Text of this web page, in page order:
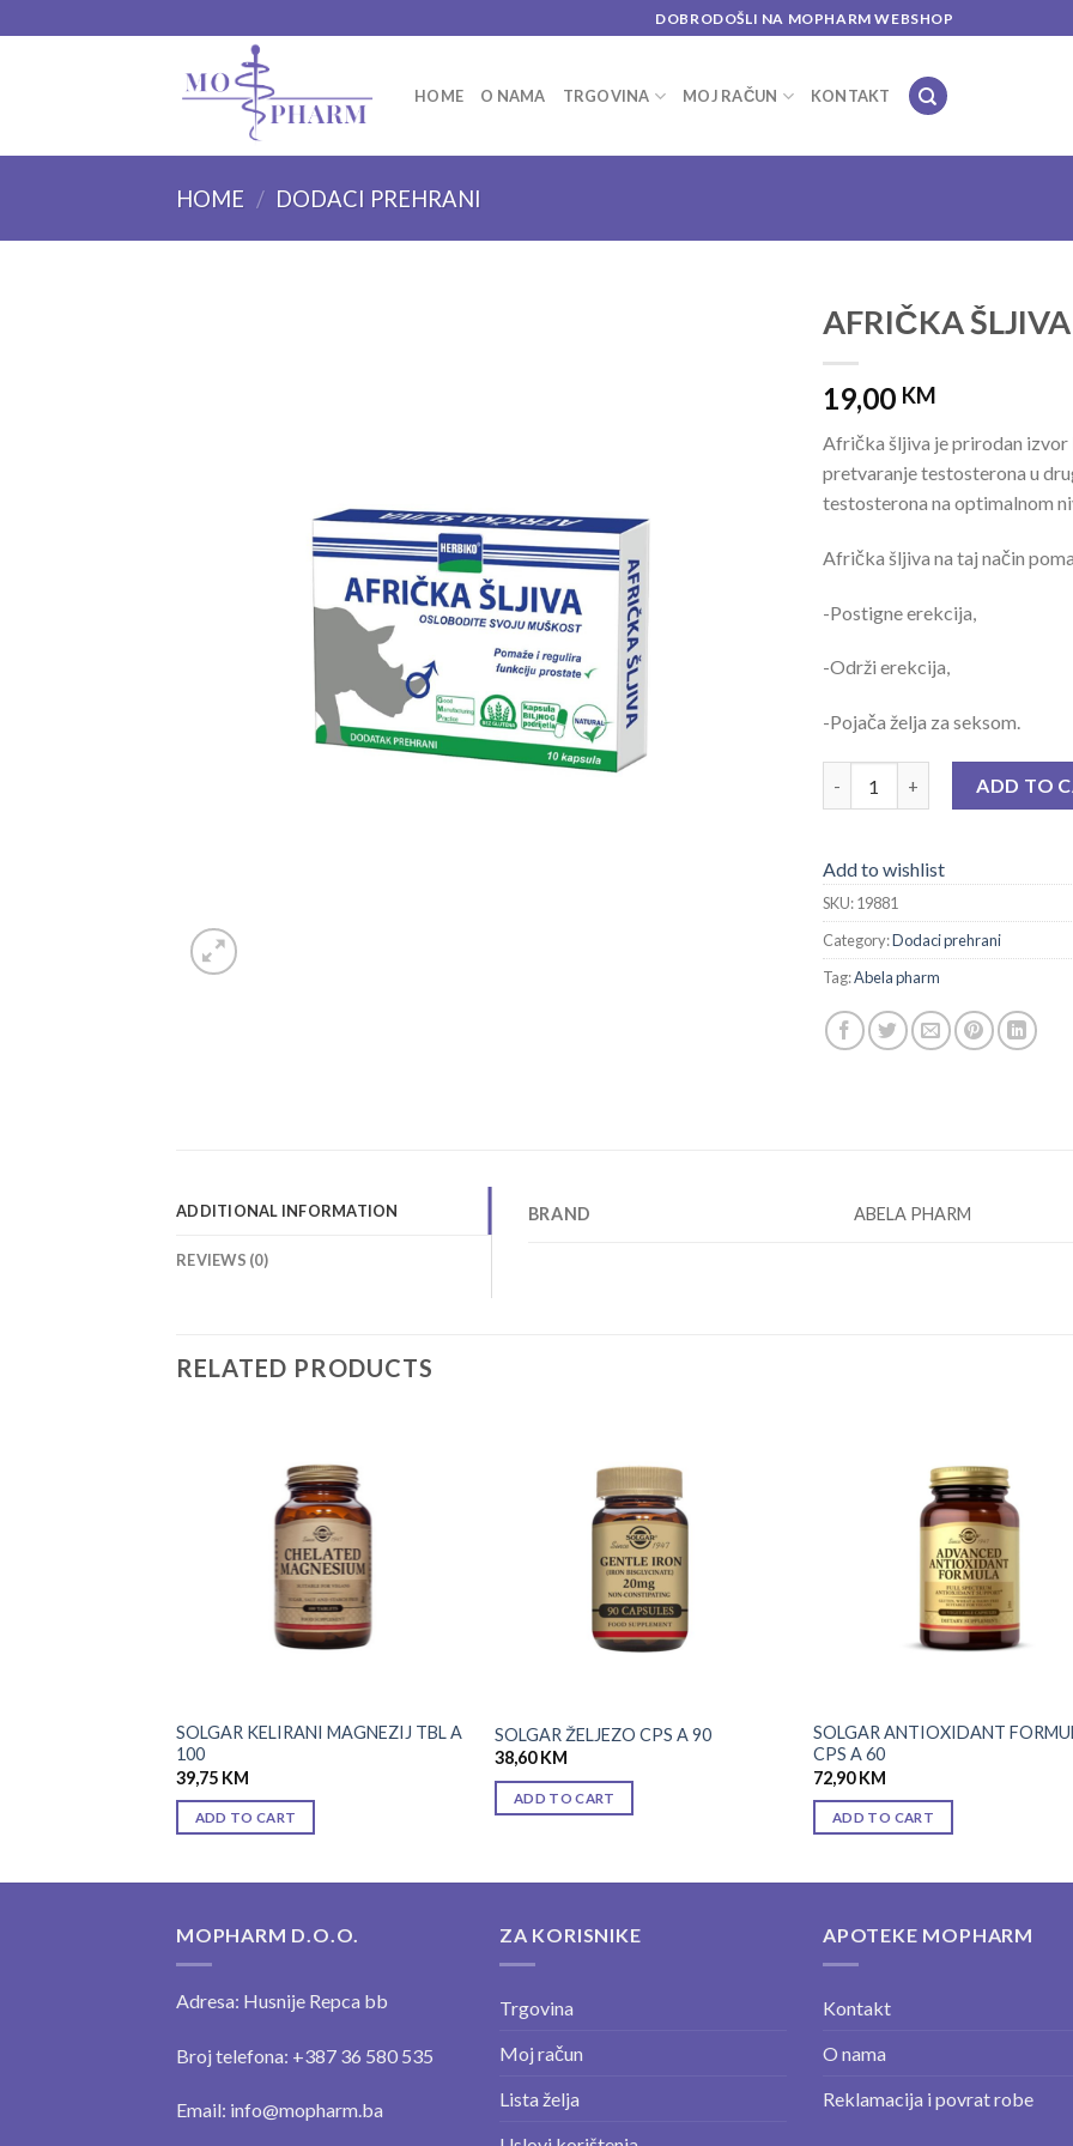
to
DOBRODOŠLI NA MOPHARM WEBSHOP
HOME O NAMA TRGOVINA MOJ RAČUN KONTAKT
HOME / DODACI PREHRANI
AFRIČKA
19,00 KM
Afrička šljiva je prirodan
pretvaranje testosterona u
testosterona na optimalnom
Afrička šljiva na taj način
-Postigne erekcija,
-Održi erekcija,
-Pojača želja za seksom.
ADD TO
Add to wishlist
SKU:19881
Category:Dodaci prehrani
Tag:Abela pharm
ADDITIONAL INFORMATION
REVIEWS (0)
BRAND ABELA PHARM
RELATED PRODUCTS
SOLGAR KELIRANI MAGNEZIJ TBL A
100
39,75 KM
ADD TO CART
SOLGAR ŽELJEZO CPS A 90
38,60 KM
ADD TO CART
SOLGAR ANTIOXIDANT
CPS A 60
72,90KM
ADD TO CART
MOPHARM D.O.O.
Adresa: Husnije Repca bb
Broj telefona: +387 36 580 535
Email: info@mopharm.ba
ZA KORISNIKE
Trgovina
Moj račun
Lista želja
APOTEKE MOPHARM
Kontakt
O nama
Reklamacija i povrat robe